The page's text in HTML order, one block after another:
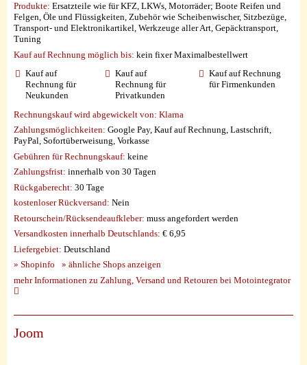
Produkte: Ersatzteile wie für KFZ, LKWs, Motorräder; Boote Reifen und
Felgen, Öle und Flüssigkeiten, Zubehör wie Scheibenwischer, Sitzbezüge,
Transport- und Elektronikartikel, Werkzeuge aller Art, Gepäcktransport,
Tuning
Kauf auf Rechnung möglich bis: kein fixer Maximalbestellwert
Kauf auf
Rechnung für
Neukunden
Kauf auf
Rechnung für
Privatkunden
Kauf auf Rechnung
für Firmenkunden
Rechnungskauf wird abgewickelt von: Klarna
Zahlungsmöglichkeiten: Google Pay, Kauf auf Rechnung, Lastschrift,
PayPal, Sofortüberweisung, Vorkasse
Gebühren für Rechnungskauf: keine
Zahlungsfrist: innerhalb von 30 Tagen
Rückgaberecht: 30 Tage
kostenloser Rückversand: Nein
Retourschein/Rücksendeaufkleber: muss angefordert werden
Versandkosten innerhalb Deutschlands: € 6,95
Liefergebiet: Deutschland
» Shopinfo
» ähnliche Shops anzeigen
mehr Informationen zu Zahlung, Versand und Retouren bei Motointegrator
Joom